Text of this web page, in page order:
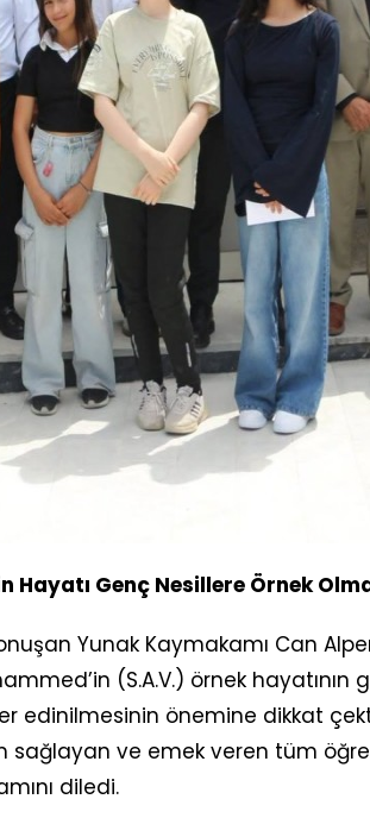
Hayatı Genç Nesillere Örnek
Yunak Kaymakamı Can
(S.A.V.) örnek
edinilmesinin önemine dikkat
sağlayan ve emek veren tüm
diledi.